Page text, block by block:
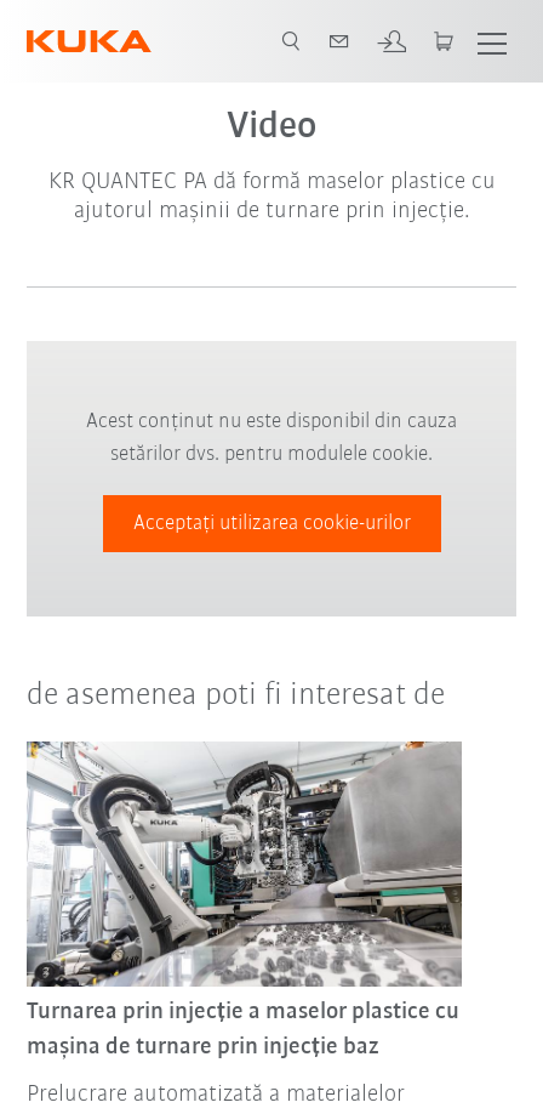
Video
KR QUANTEC PA dă formă maselor plastice cu
ajutorul mașinii de turnare prin injecție.
Acest conținut nu este disponibil din cauza
setărilor dvs. pentru modulele cookie.
Acceptați utilizarea cookie-urilor
de asemenea poti fi interesat de
Turnarea prin injecție a maselor plastice cu
mașina de turnare prin injecție baz
Prelucrare automatizată a materialelor